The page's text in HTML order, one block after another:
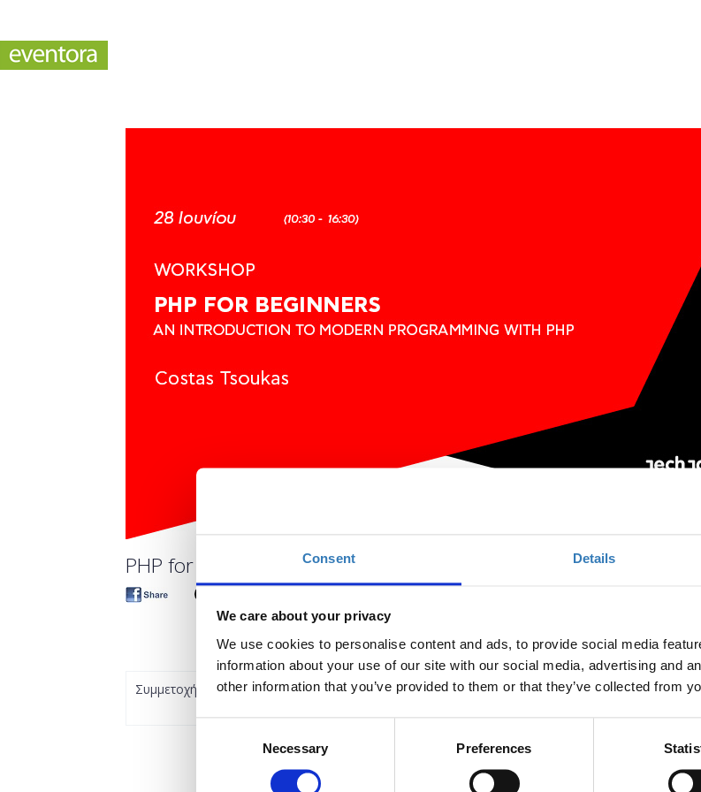
Consent Details
We care about your privacy
We use cookies to personalise content and ads, to provide social media
information about your use of our site with our social media, advertising and
other information that you’ve provided to them or that they’ve collected from
Necessary Preferences
PHP for Beginners. An Introduction to Modern Programming with
Συμμετοχή
Η περίοδος